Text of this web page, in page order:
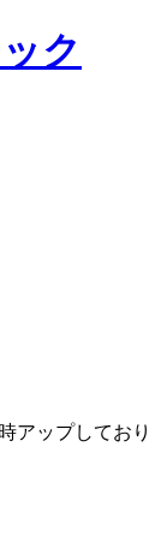
アップしており